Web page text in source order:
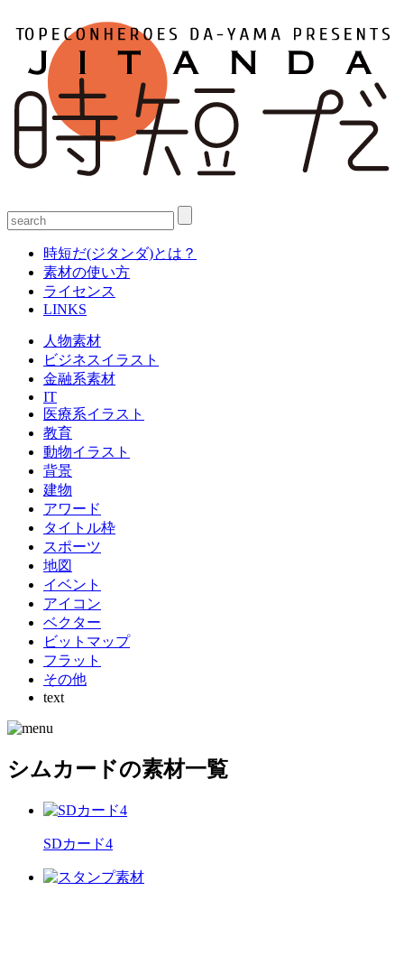
時短だ(ジタンダ)とは？
素材の使い方
ライセンス
LINKS
人物素材
ビジネスイラスト
金融系素材
IT
医療系イラスト
教育
動物イラスト
背景
建物
アワード
タイトル枠
スポーツ
地図
イベント
アイコン
ベクター
ビットマップ
フラット
その他
text
シムカードの素材一覧
SDカード4